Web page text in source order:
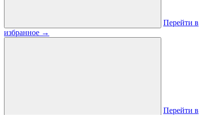
Перейти в
избранное →
Перейти в